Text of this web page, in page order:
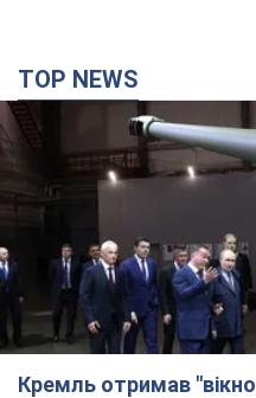
TOP NEWS
Кремль отримав